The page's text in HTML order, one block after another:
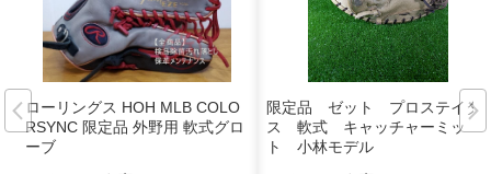
ローリングス HOH MLB COLO
RSYNC 限定品 外野用 軟式グロ
ーブ
限定品 ゼット プロステイタ
ス 軟式 キャッチャーミッ
ト 小林モデル